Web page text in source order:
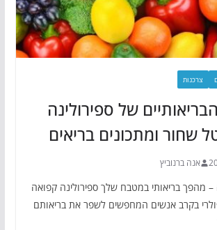
צרכנות
של ספירולינה
שחור ומתכונים בריאים
אנה ברנוביץ
– מהפך בריאותי במטבח שלך ספירולינה קפואה
בקרב אנשים המחפשים לשפר את בריאותם